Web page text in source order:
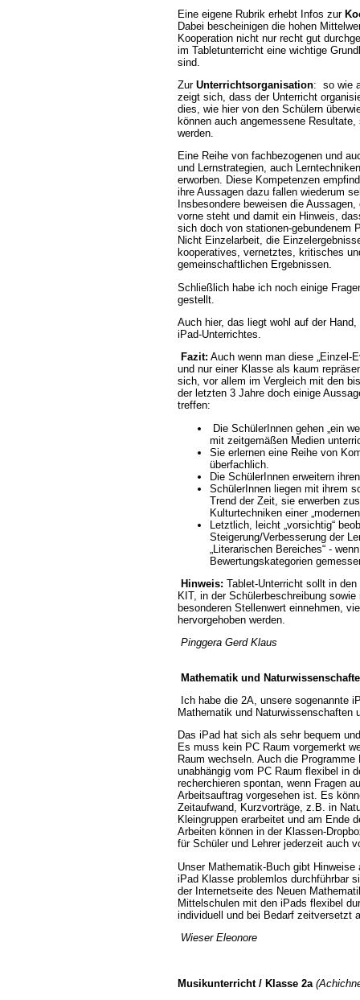
Eine eigene Rubrik erhebt Infos zur
Dabei bescheinigen die hohen
Kooperation nicht nur recht gut
im Tabletunterricht eine wichtige
sind.
Zur Unterrichtsorganisation: so wie
zeigt sich, dass der Unterricht
dies, wie hier von den Schülern
können auch angemessene
werden.
Eine Reihe von fachbezogenen und
und Lernstrategien, auch
erworben. Diese Kompetenzen
ihre Aussagen dazu fallen wiederum
Insbesondere beweisen die
vorne steht und damit ein Hinweis,
sich doch von stationen-gebundenem
Nicht Einzelarbeit, die
kooperatives, vernetztes, kritisches
gemeinschaftlichen Ergebnissen.
Schließlich habe ich noch einige
gestellt.
Auch hier, das liegt wohl auf der
iPad-Unterrichtes.
Fazit: Auch wenn man diese „Einzel-
und nur einer Klasse als kaum
sich, vor allem im Vergleich mit den
der letzten 3 Jahre doch einige
treffen:
Die SchülerInnen gehen „ein
mit zeitgemäßen Medien
Sie erlernen eine Reihe von
überfachlich.
Die SchülerInnen erweitern
SchülerInnen liegen mit ihrem
Trend der Zeit, sie erwerben
Kulturtechniken einer
Letztlich, leicht „vorsichtig“
Steigerung/Verbesserung der
Literarischen Bereiches“ -
Bewertungskategorien
Hinweis: Tablet-Unterricht sollt in
KIT, in der Schülerbeschreibung
besonderen Stellenwert einnehmen,
hervorgehoben werden.
Pinggera Gerd Klaus
Mathematik und
Ich habe die 2A, unsere sogenannte
Mathematik und Naturwissenschaften
Das iPad hat sich als sehr bequem
Es muss kein PC Raum vorgemerkt
Raum wechseln. Auch die
unabhängig vom PC Raum flexibel in
recherchieren spontan, wenn Fragen
Arbeitsauftrag vorgesehen ist. Es
Zeitaufwand, Kurzvorträge, z.B. in
Kleingruppen erarbeitet und am Ende
Arbeiten können in der Klassen-
für Schüler und Lehrer jederzeit auch
Unser Mathematik-Buch gibt Hinweise
iPad Klasse problemlos durchführbar
der Internetseite des Neuen
Mittelschulen mit den iPads flexibel
individuell und bei Bedarf zeitversetzt
Wieser Eleonore
Musikunterricht/ Klasse 2a